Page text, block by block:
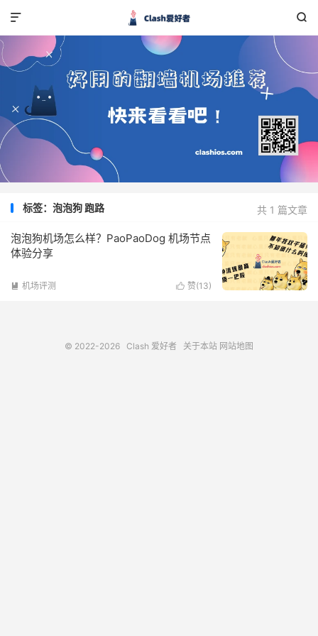


共 1 篇文章
标签：泡泡狗 跑路
泡泡狗机场怎么样？PaoPaoDog 机场节点
体验分享
 赞(13)
 机场评测
© 2022-2026 Clash 爱好者 关于本站 网站地图